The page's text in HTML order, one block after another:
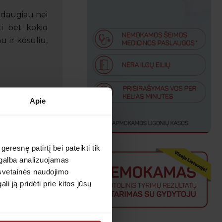
Apie
patirtį bei pateikti tik
analizuojamas
naudojimo
ją pridėti prie kitos jūsų
nei
bet kokio
ir kosuliu,
– vieni iš
visame
kas yra
ir